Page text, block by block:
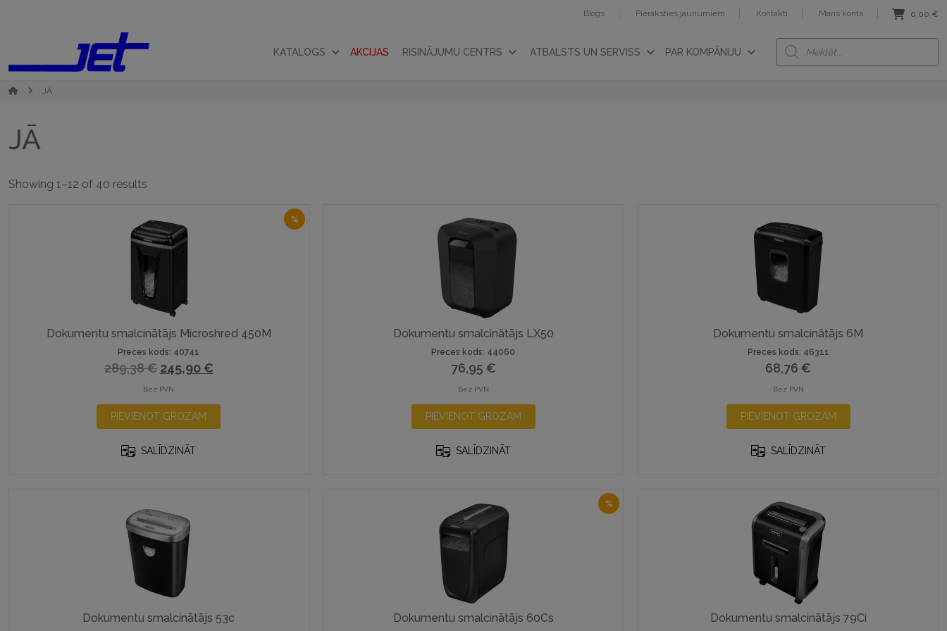
Blogs Pieraksties jaunumiem Kontakti Mans konts 0,00 €
KATALOGS AKCIJAS RISINĀJUMU CENTRS ATBALSTS UN SERVISS PAR KOMPĀNIJU
Products
search
JĀ
JĀ
Showing 1–12 of 40 results
popularity
%
Dokumentu smalcinātājs Microshred 450M
Preces kods: 40741
289,38€ Original
price
was:
289,38 €.
245,90 €Current
is:
245,90 €.
Bez PVN
PIEVIENOT GROZAM
SALĪDZINĀT
Dokumentu smalcinātājs LX50
Preces kods: 44060
76,95 €
Bez PVN
PIEVIENOT GROZAM
SALĪDZINĀT
Dokumentu smalcinātājs 6M
Preces kods: 46311
68,76€
Bez PVN
PIEVIENOT GROZAM
SALĪDZINĀT
Dokumentu smalcinātājs 53c
%
Dokumentu smalcinātājs 60Cs Dokumentu smalcinātājs 79Ci